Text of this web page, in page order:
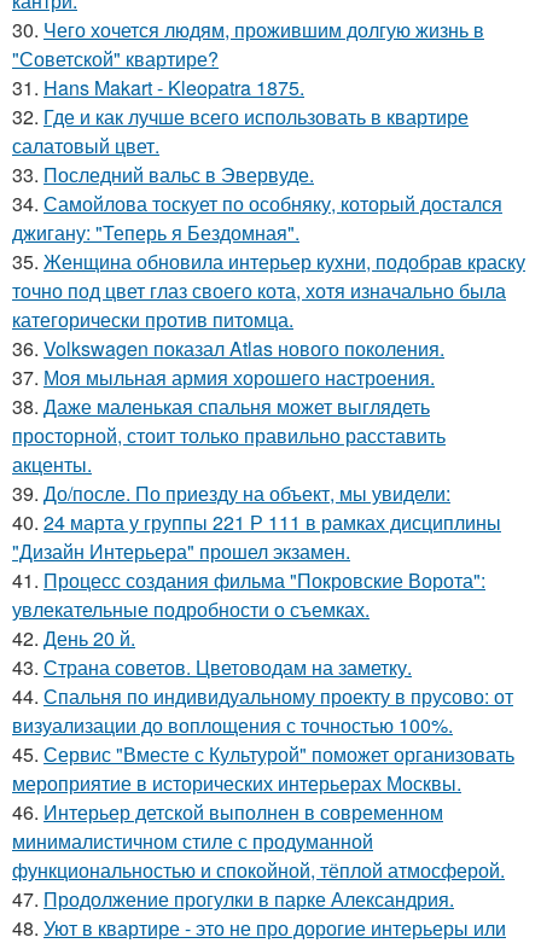
30. Чего хочется людям, прожившим долгую жизнь в
"Советской" квартире?
31. Hans Makart - Kleopatra 1875.
32. Где и как лучше всего использовать в квартире
салатовый цвет.
33. Последний вальс в Эвервуде.
34. Самойлова тоскует по особняку, который достался
джигану: "Теперь я Бездомная".
35. Женщина обновила интерьер кухни, подобрав краску
точно под цвет глаз своего кота, хотя изначально была
категорически против питомца.
36. Volkswagen показал Atlas нового поколения.
37. Моя мыльная армия хорошего настроения.
38. Даже маленькая спальня может выглядеть
просторной, стоит только правильно расставить
акценты.
39. До/после. По приезду на объект, мы увидели:
40. 24 марта у группы 221 Р 111 в рамках дисциплины
"Дизайн Интерьера" прошел экзамен.
41. Процесс создания фильма "Покровские Ворота":
увлекательные подробности о съемках.
42. День 20 й.
43. Страна советов. Цветоводам на заметку.
44. Спальня по индивидуальному проекту в прусово: от
визуализации до воплощения с точностью 100%.
45. Сервис "Вместе с Культурой" поможет организовать
мероприятие в исторических интерьерах Москвы.
46. Интерьер детской выполнен в современном
минималистичном стиле с продуманной
функциональностью и спокойной, тёплой атмосферой.
47. Продолжение прогулки в парке Александрия.
48. Уют в квартире - это не про дорогие интерьеры или